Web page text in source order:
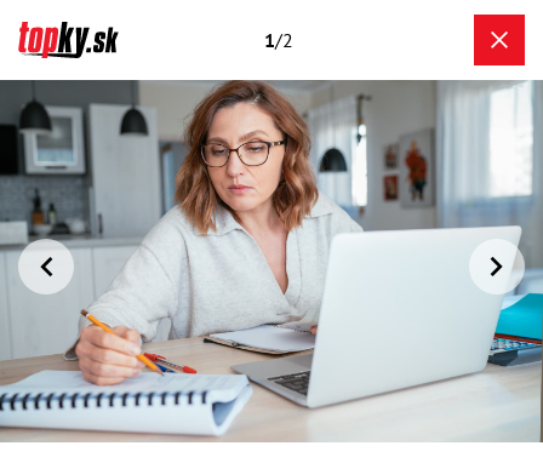
1/2